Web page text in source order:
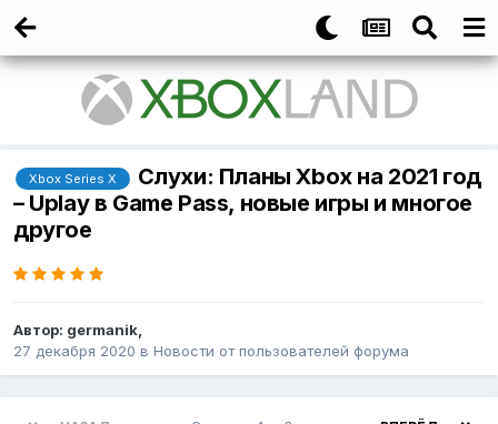
Xbox Series X
Слухи: Планы Xbox на 2021 год
– Uplay в Game Pass, новые игры и многое
другое
Автор: germanik,
27 декабря 2020 в Новости от пользователей форума